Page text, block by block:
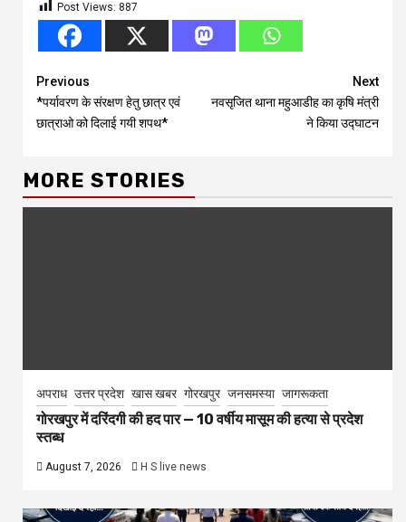
Post Views: 887
Continue
Reading
Previous
*पर्यावरण के संरक्षण हेतु छात्र एवं
छात्राओ को दिलाई गयी शपथ*
Next
नवसृजित थाना महुआडीह का कृषि मंत्री
ने किया उद्घाटन
MORE STORIES
अपराध उत्तर प्रदेश खास खबर गोरखपुर जनसमस्या जागरूकता
गोरखपुर में दरिंदगी की हद पार — 10 वर्षीय मासूम की हत्या से प्रदेश
स्तब्ध
August 7, 2026 H S live news